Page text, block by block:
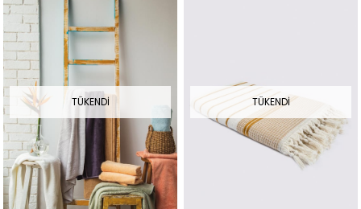
TÜKENDI TÜKENDI